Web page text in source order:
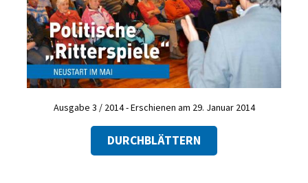
Ausgabe 3 / 2014 - Erschienen am 29. Januar 2014
DURCHBLÄTTERN